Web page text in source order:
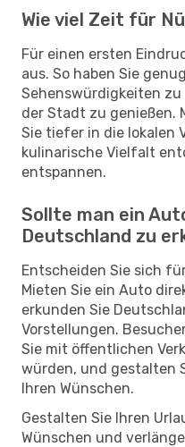
Wie viel Zeit für
Für einen ersten
aus. So haben Sie
Sehenswürdigkeiten
der Stadt zu genießen.
Sie tiefer in die lokalen
kulinarische Vielfalt
entspannen.
Sollte man ein
Deutschland zu
Entscheiden Sie sich
Mieten Sie ein Auto
erkunden Sie
Vorstellungen.
Sie mit öffentlichen
würden, und gestalten
Ihren Wünschen.
Gestalten Sie Ihren
Wünschen und